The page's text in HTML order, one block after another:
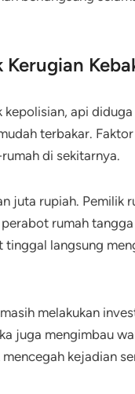
api
terbakar.
di sekitarnya.
juta rupiah. Pemilik
rumah
langsung
melakukan
juga mengimbau
kejadian